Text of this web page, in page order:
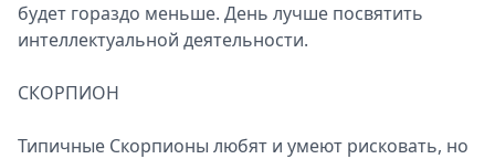
будет гораздо меньше. День лучше посвятить
интеллектуальной деятельности.
СКОРПИОН
Типичные Скорпионы любят и умеют рисковать, но